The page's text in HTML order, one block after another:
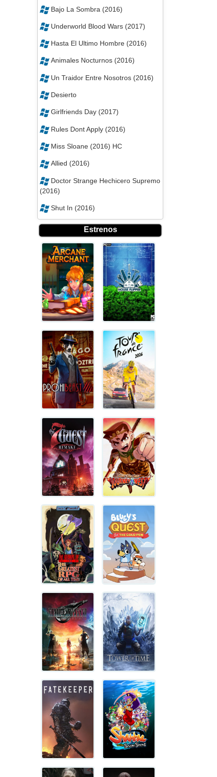
Bajo La Sombra (2016)
Underworld Blood Wars (2017)
Hasta El Ultimo Hombre (2016)
Animales Nocturnos (2016)
Un Traidor Entre Nosotros (2016)
Desierto
Girlfriends Day (2017)
Rules Dont Apply (2016)
Miss Sloane (2016) HC
Allied (2016)
Doctor Strange Hechicero Supremo
(2016)
Shut In (2016)
Estrenos